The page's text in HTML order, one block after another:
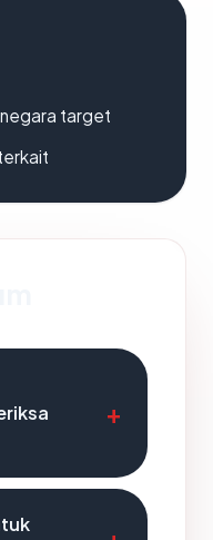
target